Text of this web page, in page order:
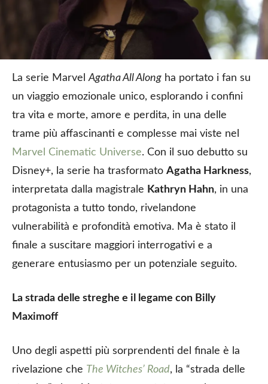
La serie MarvelAgatha All Along ha portato i fan su
un viaggio emozionale unico, esplorando i confini
tra vita e morte, amore e perdita, in una delle
trame più affascinanti e complesse mai viste nel
Marvel Cinematic Universe. Con il suo debutto su
Disney+, la serie ha trasformato Agatha Harkness,
interpretata dalla magistrale Kathryn Hahn, in una
protagonista a tutto tondo, rivelandone
vulnerabilità e profondità emotiva. Ma è stato il
finale a suscitare maggiori interrogativi e a
generare entusiasmo per un potenziale seguito.
La strada delle streghe e il legame con Billy
Maximoff
Uno degli aspetti più sorprendenti del finale è la
rivelazione che The Witches’ Road, la “strada delle